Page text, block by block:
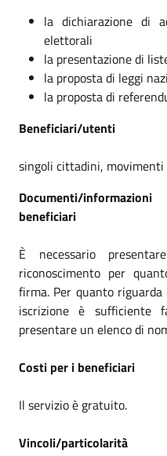
la dichiarazione di
elettorali
la presentazione di
la proposta di leggi
la proposta di
Beneficiari/utenti
singoli cittadini,
Documenti/
beneficiari
È necessario
riconoscimento per
firma. Per quanto
iscrizione è sufficiente
presentare un elenco di
Costi per i beneficiari
Il servizio è gratuito.
Vincoli/particolarità